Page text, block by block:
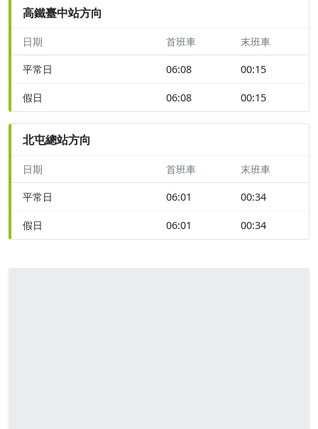
高鐵臺中站方向
日期 首班車 末班車
平常日 06:08 00:15
假日 06:08 00:15
北屯總站方向
日期 首班車 末班車
平常日 06:01 00:34
假日 06:01 00:34